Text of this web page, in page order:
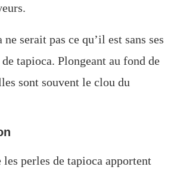
serait pas ce qu’il est sans ses
tapioca. Plongeant au fond de
sont souvent le clou du
les perles de tapioca apportent